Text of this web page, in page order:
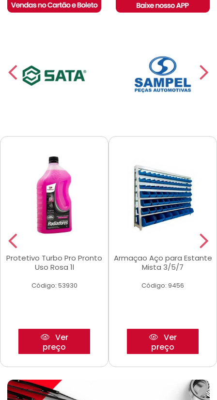
Protetivo Turbo Pro Pronto
Uso Rosa 1l
Código: 53930
Ver
preço
Armaçao Aço para Estante
Mista 3/5/7
Código: 9456
Ver
preço